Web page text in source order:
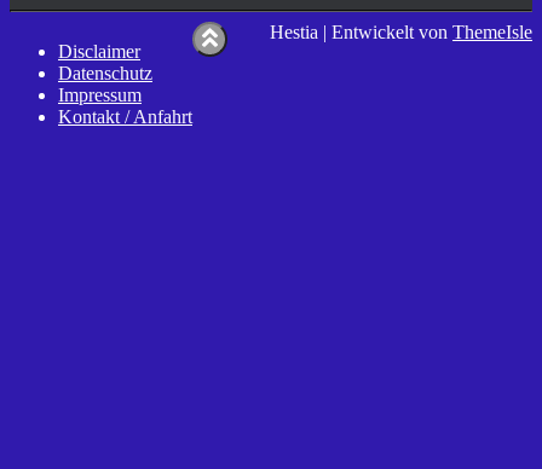
Disclaimer
Datenschutz
Impressum
Kontakt / Anfahrt
Hestia | Entwickelt von ThemeIsle